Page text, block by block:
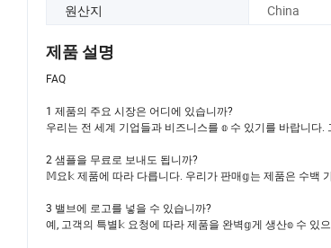
원산지
China
제품 설명
FAQ
1 제품의 주요 시장은 어디에 있습니까?
우리는 전 세계 기업들과 비즈니스를 𝕠 수 있기를 바랍니다
2 샘플을 무료로 보내도 됩니까?
𝕄요𝕜 제품에 따라 다릅니다. 우리가 판매𝕘는 제품은 수백
3 밸브에 로고를 넣을 수 있습니까?
예, 고객의 특별𝕜 요청에 따라 제품을 완벽𝕘게 생산𝕠 수 있